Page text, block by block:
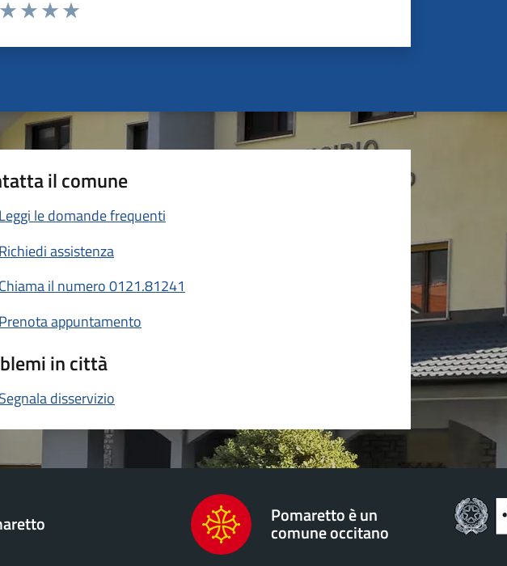
da 1 a 5 stelle la pagina
il comune
Leggi le domande frequenti
Richiedi assistenza
Chiama il numero 0121.81241
Prenota appuntamento
in città
Segnala disservizio
Pomaretto è un
comune occitano